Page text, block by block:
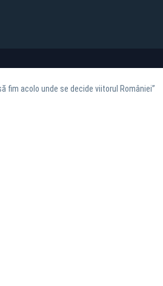
fim acolo unde se decide viitorul României”